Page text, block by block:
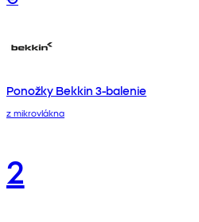
Ponožky Bekkin 3-balenie
z mikrovlákna
2